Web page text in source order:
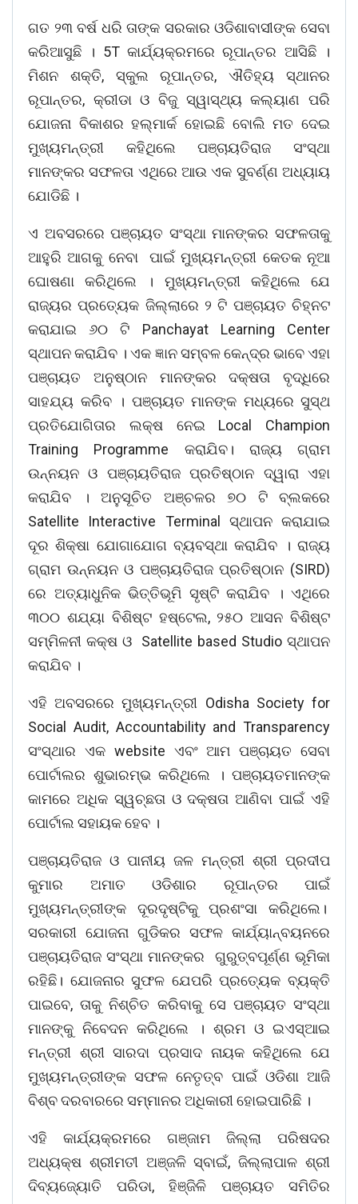
ଗତ ୨୩ ବର୍ଷ ଧରି ତାଙ୍କ ସରକାର ଓଡିଶାବାସୀଙ୍କ ସେବା
କରିଆସୁଛି । 5T କାର୍ଯ୍ୟକ୍ରମରେ ରୂପାନ୍ତର ଆସିଛି ।
ମିଶନ ଶକ୍ତି, ସ୍କୁଲ ରୂପାନ୍ତର, ଐତିହ୍ୟ ସ୍ଥାନର
ରୂପାନ୍ତର, କ୍ରୀଡା ଓ ବିଜୁ ସ୍ୱାସ୍ଥ୍ୟ କଲ୍ୟାଣ ପରି
ଯୋଜନା ବିକାଶର ହଲ୍‌ମାର୍କ ହୋଇଛି ବୋଲି ମତ ଦେଇ
ମୁଖ୍ୟମନ୍ତ୍ରୀ କହିଥିଲେ ପଞ୍ଚାୟତିରାଜ ସଂସ୍ଥା
ମାନଙ୍କର ସଫଳତା ଏଥିରେ ଆଉ ଏକ ସୁବର୍ଣ୍ଣ ଅଧ୍ୟାୟ
ଯୋଡିଛି ।
ଏ ଅବସରରେ ପଞ୍ଚାୟତ ସଂସ୍ଥା ମାନଙ୍କର ସଫଳତାକୁ
ଆହୁରି ଆଗକୁ ନେବା ପାଇଁ ମୁଖ୍ୟମନ୍ତ୍ରୀ କେତକ ନୂଆ
ଘୋଷଣା କରିଥିଲେ । ମୁଖ୍ୟମନ୍ତ୍ରୀ କହିଥିଲେ ଯେ
ରାଜ୍ୟର ପ୍ରତ୍ୟେକ ଜିଲ୍ଲାରେ ୨ ଟି ପଞ୍ଚାୟତ ଚିହ୍ନଟ
କରାଯାଇ ୬୦ ଟି Panchayat Learning Center
ସ୍ଥାପନ କରାଯିବ । ଏକ ଜ୍ଞାନ ସମ୍ବଳ କେନ୍ଦ୍ର ଭାବେ ଏହା
ପଞ୍ଚାୟତ ଅନୁଷ୍ଠାନ ମାନଙ୍କର ଦକ୍ଷତା ବୃଦ୍ଧିରେ
ସାହଯ୍ୟ କରିବ । ପଞ୍ଚାୟତ ମାନଙ୍କ ମଧ୍ୟରେ ସୁସ୍ଥ
ପ୍ରତିଯୋଗିତାର ଲକ୍ଷ ନେଇ Local Champion
Training Programme କରାଯିବ। ରାଜ୍ୟ ଗ୍ରାମ
ଉନ୍ନୟନ ଓ ପଞ୍ଚାୟତିରାଜ ପ୍ରତିଷ୍ଠାନ ଦ୍ୱାରା ଏହା
କରାଯିବ । ଅନୁସୂଚିତ ଅଞ୍ଚଳର ୭୦ ଟି ବ୍ଲକରେ
Satellite Interactive Terminal ସ୍ଥାପନ କରାଯାଇ
ଦୂର ଶିକ୍ଷା ଯୋଗାଯୋଗ ବ୍ୟବସ୍ଥା କରାଯିବ । ରାଜ୍ୟ
ଗ୍ରାମ ଉନ୍ନୟନ ଓ ପଞ୍ଚାୟତିରାଜ ପ୍ରତିଷ୍ଠାନ (SIRD)
ରେ ଅତ୍ୟାଧୁନିକ ଭିତ୍ତିଭୂମି ସୃଷ୍ଟି କରାଯିବ । ଏଥିରେ
୩୦୦ ଶଯ୍ୟା ବିଶିଷ୍ଟ ହଷ୍ଟେଲ, ୨୫୦ ଆସନ ବିଶିଷ୍ଟ
ସମ୍ମିଳନୀ କକ୍ଷ ଓ Satellite based Studio ସ୍ଥାପନ
କରାଯିବ ।
ଏହି ଅବସରରେ ମୁଖ୍ୟମନ୍ତ୍ରୀ Odisha Society for
Social Audit, Accountability and Transparency
ସଂସ୍ଥାର ଏକ website ଏବଂ ଆମ ପଞ୍ଚାୟତ ସେବା
ପୋର୍ଟାଲର ଶୁଭାରମ୍ଭ କରିଥିଲେ । ପଞ୍ଚାୟତମାନଙ୍କ
କାମରେ ଅଧିକ ସ୍ୱଚ୍ଛତା ଓ ଦକ୍ଷତା ଆଣିବା ପାଇଁ ଏହି
ପୋର୍ଟାଲ ସହାୟକ ହେବ ।
ପଞ୍ଚାୟତିରାଜ ଓ ପାନୀୟ ଜଳ ମନ୍ତ୍ରୀ ଶ୍ରୀ ପ୍ରଦୀପ
କୁମାର ଅମାତ ଓଡିଶାର ରୂପାନ୍ତର ପାଇଁ
ମୁଖ୍ୟମନ୍ତ୍ରୀଙ୍କ ଦୂରଦୃଷ୍ଟିକୁ ପ୍ରଶଂସା କରିଥିଲେ।
ସରକାରୀ ଯୋଜନା ଗୁଡିକର ସଫଳ କାର୍ଯ୍ୟାନ୍ବୟନରେ
ପଞ୍ଚାୟତିରାଜ ସଂସ୍ଥା ମାନଙ୍କର ଗୁରୁତ୍ବପୂର୍ଣ୍ଣ ଭୂମିକା
ରହିଛି। ଯୋଜନାର ସୁଫଳ ଯେପରି ପ୍ରତ୍ୟେକ ବ୍ୟକ୍ତି
ପାଇବେ, ତାକୁ ନିଶ୍ଚିତ କରିବାକୁ ସେ ପଞ୍ଚାୟତ ସଂସ୍ଥା
ମାନଙ୍କୁ ନିବେଦନ କରିଥିଲେ । ଶ୍ରମ ଓ ଇଏସ୍‌ଆଇ
ମନ୍ତ୍ରୀ ଶ୍ରୀ ସାରଦା ପ୍ରସାଦ ନାୟକ କହିଥିଲେ ଯେ
ମୁଖ୍ୟମନ୍ତ୍ରୀଙ୍କ ସଫଳ ନେତୃତ୍ବ ପାଇଁ ଓଡିଶା ଆଜି
ବିଶ୍ବ ଦରବାରରେ ସମ୍ମାନର ଅଧିକାରୀ ହୋଇପାରିଛି ।
ଏହି କାର୍ଯ୍ୟକ୍ରମରେ ଗଞ୍ଜାମ ଜିଲ୍ଲା ପରିଷଦର
ଅଧ୍ୟକ୍ଷ ଶ୍ରୀମତୀ ଅଞ୍ଜଳି ସ୍ବାଇଁ, ଜିଲ୍ଲାପାଳ ଶ୍ରୀ
ଦିବ୍ୟଜ୍ୟୋତି ପରିଡା, ହିଞ୍ଜିଳି ପଞ୍ଚାୟତ ସମିତିର